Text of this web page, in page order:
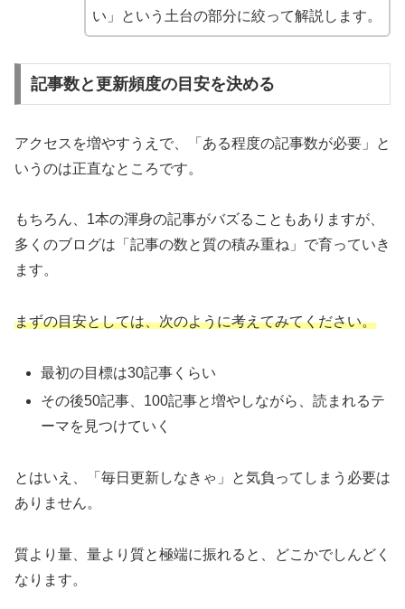
い」という土台の部分に絞って解説します。
記事数と更新頻度の目安を決める
アクセスを増やすうえで、「ある程度の記事数が必要」と
いうのは正直なところです。
もちろん、1本の渾身の記事がバズることもありますが、
多くのブログは「記事の数と質の積み重ね」で育っていき
ます。
まずの目安としては、次のように考えてみてください。
最初の目標は30記事くらい
その後50記事、100記事と増やしながら、読まれるテ
ーマを見つけていく
とはいえ、「毎日更新しなきゃ」と気負ってしまう必要は
ありません。
質より量、量より質と極端に振れると、どこかでしんどく
なります。